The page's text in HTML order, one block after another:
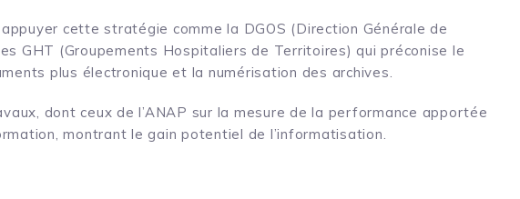
cette stratégie comme la DGOS (Direction Générale de
GHT (Groupements Hospitaliers de Territoires) qui préconise le
plus électronique et la numérisation des archives.
dont ceux de l’ANAP sur la mesure de la performance apportée
montrant le gain potentiel de l’informatisation.